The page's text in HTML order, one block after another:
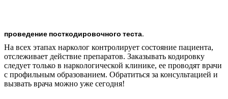
проведение посткодировочного теста.
На всех этапах нарколог контролирует состояние пациента,
отслеживает действие препаратов. Заказывать кодировку
следует только в наркологической клинике, ее проводят врачи
с профильным образованием. Обратиться за консультацией и
вызвать врача можно уже сегодня!